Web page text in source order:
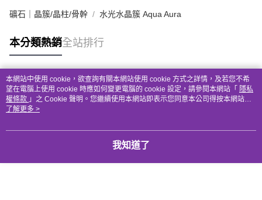
礦石｜晶簇/晶柱/骨幹 水光水晶簇 Aqua Aura
本分類熱銷全站排行
熱門標籤
本網站中使用 cookie，欲查詢有關本網站使用 cookie 方式之詳情，及若您不希
望在電腦上使用 cookie 時應如何變更電腦的 cookie 設定，請參閱本網站「 隱私
權條款 」之 Cookie 聲明。您繼續使用本網站即表示您同意本公司得按本網站使
用條款之 Cookie 聲明使用 cookie。
了解更多 >
我知道了